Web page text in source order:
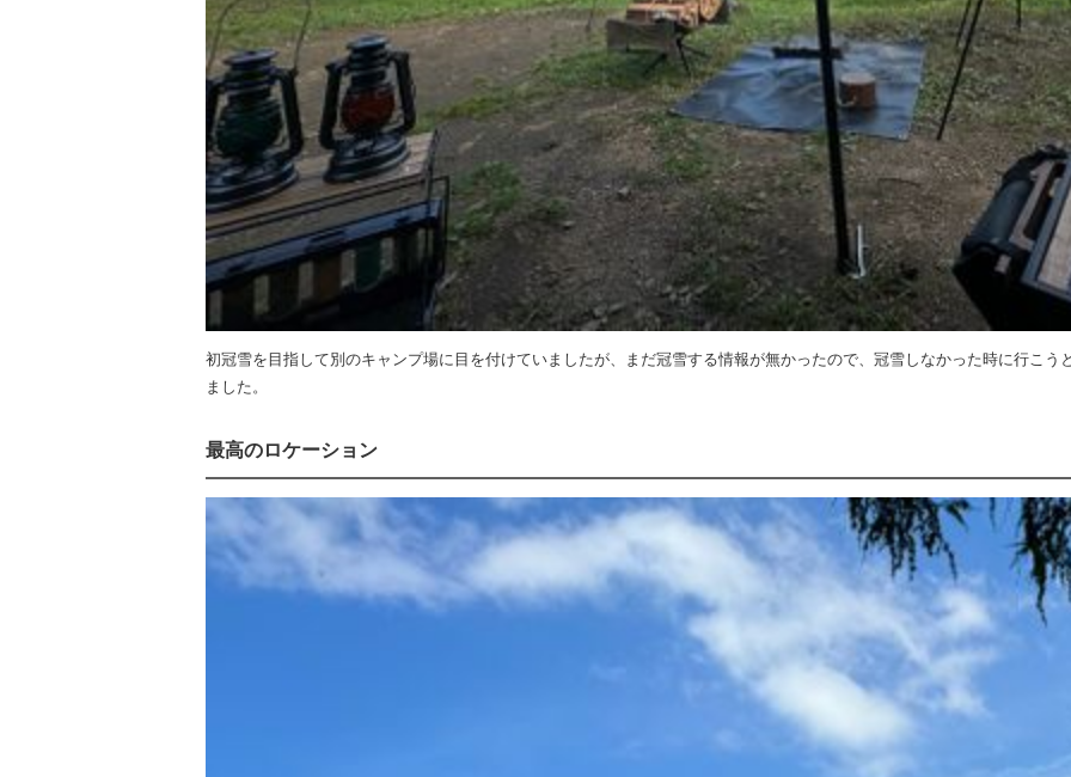
初冠雪を目指して別のキャンプ場に目を付けていましたが、まだ冠雪する情報が無かったので、冠雪しなかった時に行こう
ました。
最高のロケーション